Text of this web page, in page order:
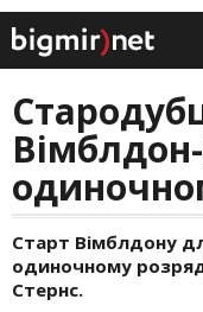
Старт Вімблдону
одиночному
Стернс.